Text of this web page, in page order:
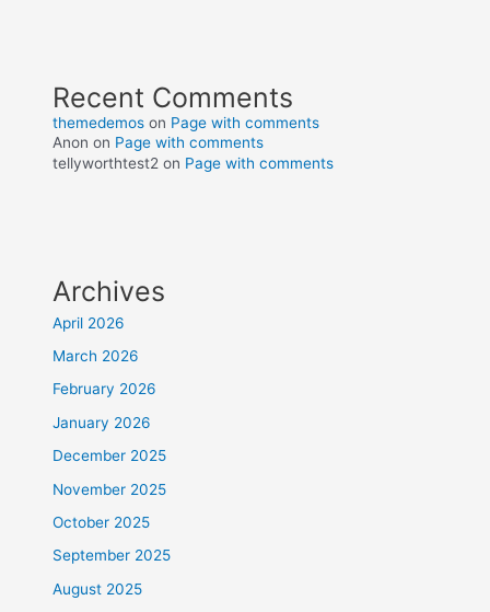
Recent Comments
themedemos on Page with comments
Anon on Page with comments
tellyworthtest2 on Page with comments
Archives
April 2026
March 2026
February 2026
January 2026
December 2025
November 2025
October 2025
September 2025
August 2025